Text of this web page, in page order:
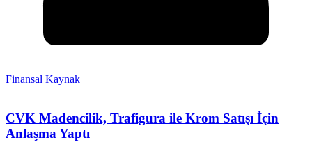
Finansal Kaynak
CVK Madencilik, Trafigura ile Krom Satışı İçin
Anlaşma Yaptı